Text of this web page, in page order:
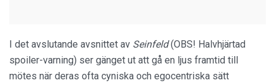
I det avslutande avsnittet av Seinfeld(OBS! Halvhjärtad
spoiler-varning) ser gänget ut att gå en ljus framtid till
mötes när deras ofta cyniska och egocentriska sätt